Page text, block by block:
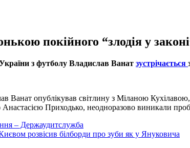
покійного “злодія у
з футболу Владислав Ванат зустрічається
Ванат опублікував світлину з Міланою
Приходько, неодноразово виникали
– Держаудитслужба
розвісив білборди про зуби як у Януковича